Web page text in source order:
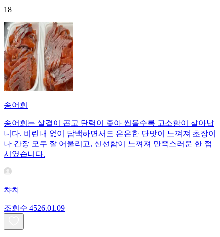
18
송어회
송어회는 살결이 곱고 탄력이 좋아 씹을수록 고소함이 살아납
니다. 비린내 없이 담백하면서도 은은한 단맛이 느껴져 초장이
나 간장 모두 잘 어울리고, 신선함이 느껴져 만족스러운 한 접
시였습니다.
챠차
조회수 4526.01.09